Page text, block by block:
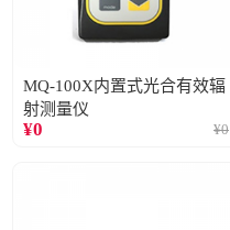
MQ-100X内置式光合有效辐
射测量仪
¥0 ¥0